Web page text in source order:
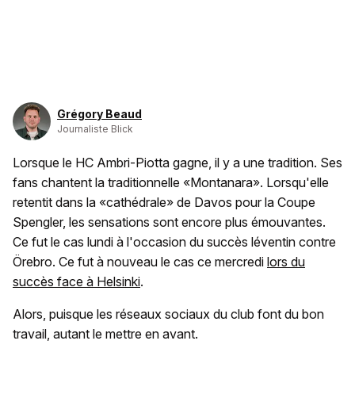
Grégory Beaud
Journaliste Blick
Lorsque le HC Ambri-Piotta gagne, il y a une tradition. Ses
fans chantent la traditionnelle «Montanara». Lorsqu'elle
retentit dans la «cathédrale» de Davos pour la Coupe
Spengler, les sensations sont encore plus émouvantes.
Ce fut le cas lundi à l'occasion du succès léventin contre
Örebro. Ce fut à nouveau le cas ce mercredi lors du
succès face à Helsinki.
Alors, puisque les réseaux sociaux du club font du bon
travail, autant le mettre en avant.